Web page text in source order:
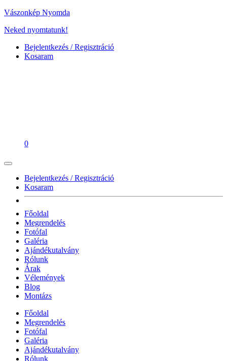
Vászonkép Nyomda
Neked nyomtatunk!
Bejelentkezés / Regisztráció
Kosaram
0
Bejelentkezés / Regisztráció
Kosaram
Főoldal
Megrendelés
Fotófal
Galéria
Ajándékutalvány
Rólunk
Árak
Vélemények
Blog
Montázs
Főoldal
Megrendelés
Fotófal
Galéria
Ajándékutalvány
Rólunk